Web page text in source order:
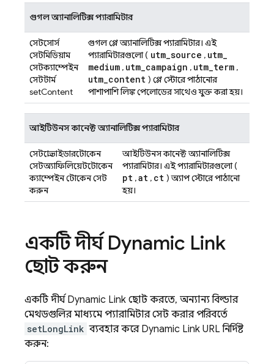
গুগল অ্যানালিটিক্স প্যারামিটার
সেটসোর্স
সেটমিডিয়াম
সেটক্যাম্পেইন
সেটটার্ম
setContent
গুগল প্লে অ্যানালিটিক্স প্যারামিটার। এই
প্যারামিটারগুলো ( utm_source , utm_
medium , utm_campaign , utm_term ,
utm_content ) প্লে স্টোরে পাঠানোর
পাশাপাশি লিঙ্ক পেলোডের সাথেও যুক্ত করা হয়।
আইটিউনস কানেক্ট অ্যানালিটিক্স প্যারামিটার
সেটপ্রোভাইডারটোকেন
সেটঅ্যাফিলিয়েটটোকেন
ক্যাম্পেইন টোকেন সেট
করুন
আইটিউনস কানেক্ট অ্যানালিটিক্স
প্যারামিটার। এই প্যারামিটারগুলো (
pt ,at , ct ) অ্যাপ স্টোরে পাঠানো
হয়।
একটি দীর্ঘ Dynamic Link
ছোট করুন
একটি দীর্ঘ Dynamic Link ছোট করতে, অন্যান্য বিল্ডার
মেথডগুলির মাধ্যমে প্যারামিটার সেট করার পরিবর্তে
setLongLink ব্যবহার করে Dynamic Link URL নির্দিষ্ট
করুন: